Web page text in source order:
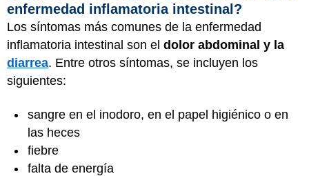
enfermedad inflamatoria intestinal?
Los síntomas más comunes de la enfermedad
inflamatoria intestinal son el dolor abdominal y la
diarrea. Entre otros síntomas, se incluyen los
siguientes:
sangre en el inodoro, en el papel higiénico o en
las heces
fiebre
falta de energía